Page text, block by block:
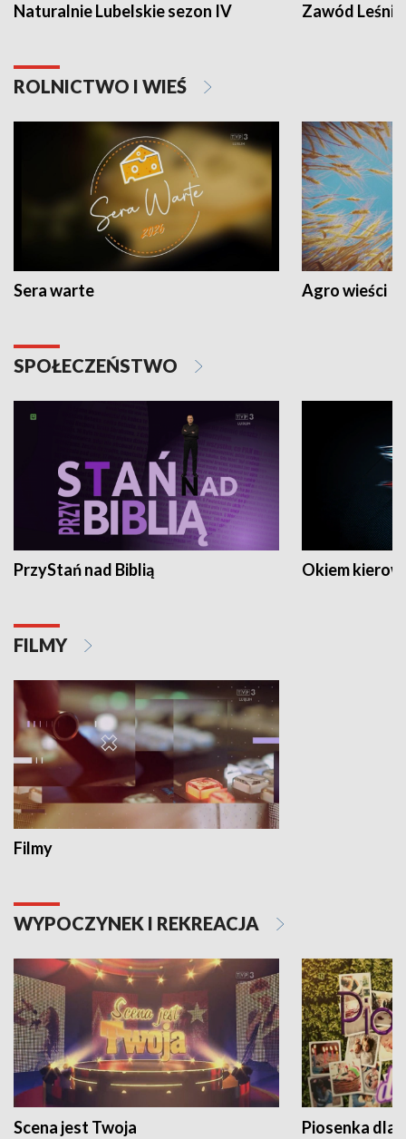
Naturalnie Lubelskie sezon IV Zawód Leśnik
ROLNICTWO I WIEŚ
Sera warte Agro wieści
SPOŁECZEŃSTWO
PrzyStań nad Biblią Okiem
FILMY
Filmy
WYPOCZYNEK I REKREACJA
Scena jest Twoja Piosenka dla